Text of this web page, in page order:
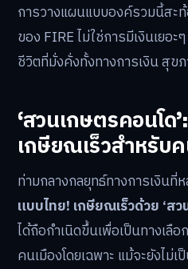
การวางแผนแบบองค์รวมนี้สะ
ของ FIRE ไม่ใช่การมีเงินเยอ
ชีวิตที่มั่งคั่งทั้งทางการเงิน สุข
‘สวนเกษตรคอนโด
เกษียณเร็วสำหรับค
ท่ามกลางกลยุทธ์ทางการเงินที่
แบบไทย! เกษียณเร็วด้วย ‘สว
ได้ถือกำเนิดขึ้นเพื่อเป็นทางเลื
คนเมืองโดยเฉพาะ แม้จะยังไม่